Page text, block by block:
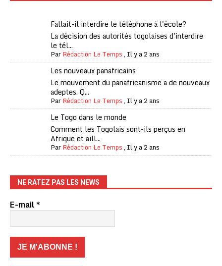
Fallait-il interdire le téléphone à l'école?
La décision des autorités togolaises d'interdire
le tél...
ParRédaction Le Temps, Il y a 2 ans
Les nouveaux panafricains
Le mouvement du panafricanisme a de nouveaux
adeptes. Q...
ParRédaction Le Temps, Il y a 2 ans
Le Togo dans le monde
Comment les Togolais sont-ils perçus en
Afrique et aill...
ParRédaction Le Temps, Il y a 2 ans
NE RATEZ PAS LES NEWS
E-mail*